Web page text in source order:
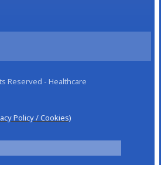
Reserved - Healthcare
Policy / Cookies)